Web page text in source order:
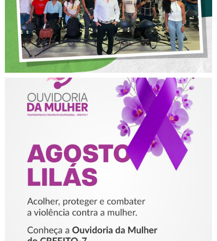
AGOSTO LILÁS – ACOLHER,
PROTEGER E COMBATER A
VIOLÊNCIA CONTRA A
MULHER